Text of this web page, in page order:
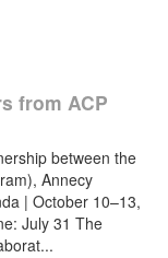
from ACP
between the
Annecy
| October 10–13,
July 31 The